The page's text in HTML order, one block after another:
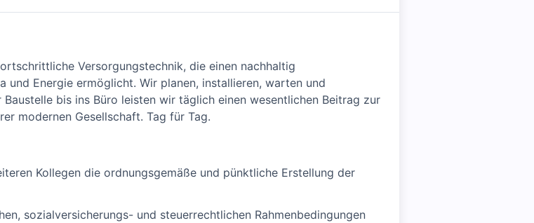
Versorgungstechnik, die einen nachhaltig
Energie ermöglicht. Wir planen, installieren, warten und
bis ins Büro leisten wir täglich einen wesentlichen Beitrag zur
modernen Gesellschaft. Tag für Tag.
Kollegen die ordnungsgemäße und pünktliche Erstellung der
sozialversicherungs- und steuerrechtlichen Rahmenbedingungen